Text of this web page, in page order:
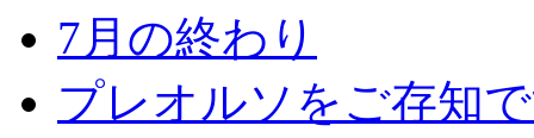
7月の終わり
プレオルソをご存知